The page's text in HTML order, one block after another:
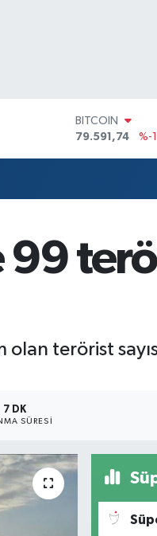
BITCOIN
79.591,74
%-
53,38690
G.ALTIN
6862,09000
99
terörist
7 DK
SÜRESI